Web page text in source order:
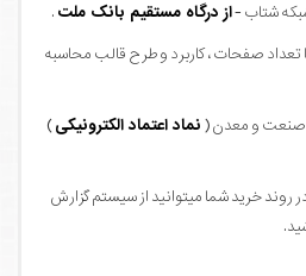
شتاب -از درگاه مستقیم بانک ملت .
تعداد صفحات ، کاربرد و طرح قالب محاسبه
صنعت و معدن ( نماد اعتماد الکترونیکی)
خرید شما میتوانید از سیستم گزارش